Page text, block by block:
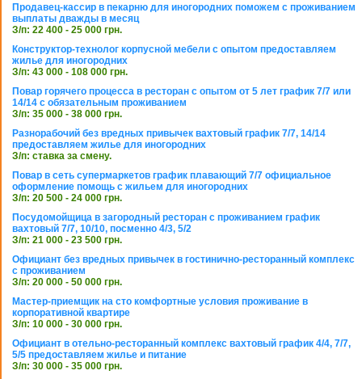
Продавец-кассир в пекарню для иногородних поможем с проживанием
выплаты дважды в месяц
З/п: 22 400 - 25 000 грн.
Конструктор-технолог корпусной мебели с опытом предоставляем
жилье для иногородних
З/п: 43 000 - 108 000 грн.
Повар горячего процесса в ресторан с опытом от 5 лет график 7/7 или
14/14 с обязательным проживанием
З/п: 35 000 - 38 000 грн.
Разнорабочий без вредных привычек вахтовый график 7/7, 14/14
предоставляем жилье для иногородних
З/п: ставка за смену.
Повар в сеть супермаркетов график плавающий 7/7 официальное
оформление помощь с жильем для иногородних
З/п: 20 500 - 24 000 грн.
Посудомойщица в загородный ресторан с проживанием график
вахтовый 7/7, 10/10, посменно 4/3, 5/2
З/п: 21 000 - 23 500 грн.
Официант без вредных привычек в гостинично-ресторанный комплекс
с проживанием
З/п: 20 000 - 50 000 грн.
Мастер-приемщик на сто комфортные условия проживание в
корпоративной квартире
З/п: 10 000 - 30 000 грн.
Официант в отельно-ресторанный комплекс вахтовый график 4/4, 7/7,
5/5 предоставляем жилье и питание
З/п: 30 000 - 35 000 грн.